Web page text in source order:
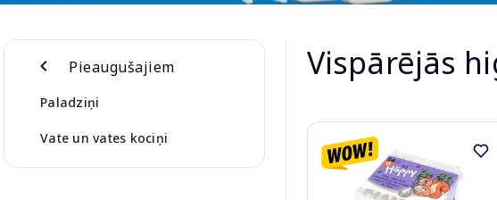
Pieaugušajiem
Paladziņi
Vate un vates kociņi
Vispārējās